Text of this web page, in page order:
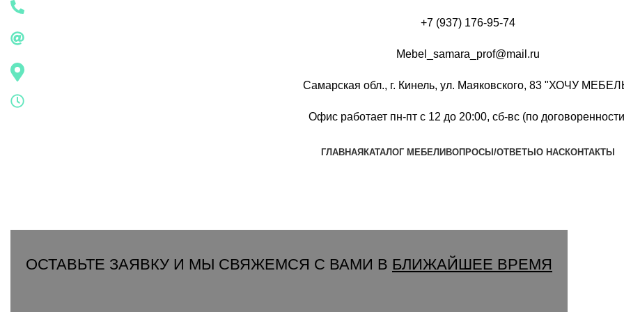
+7 (937) 176-95-74
Mebel_samara_prof@mail.ru
Самарская обл., г. Кинель, ул. Маяковского, 83 "ХОЧУ
Офис работает пн-пт с 12 до 20:00, сб-вс (по
ГЛАВНАЯ КАТАЛОГ МЕБЕЛИ ВОПРОСЫ/ОТВЕТЫ О НАСКОНТАКТЫ
ОСТАВЬТЕ ЗАЯВКУ И МЫ СВЯЖЕМСЯ С ВАМИ В БЛИЖАЙШЕЕ ВРЕМЯ